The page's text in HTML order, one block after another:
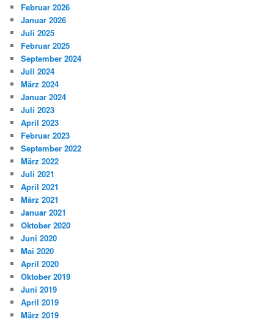
Februar 2026
Januar 2026
Juli 2025
Februar 2025
September 2024
Juli 2024
März 2024
Januar 2024
Juli 2023
April 2023
Februar 2023
September 2022
März 2022
Juli 2021
April 2021
März 2021
Januar 2021
Oktober 2020
Juni 2020
Mai 2020
April 2020
Oktober 2019
Juni 2019
April 2019
März 2019